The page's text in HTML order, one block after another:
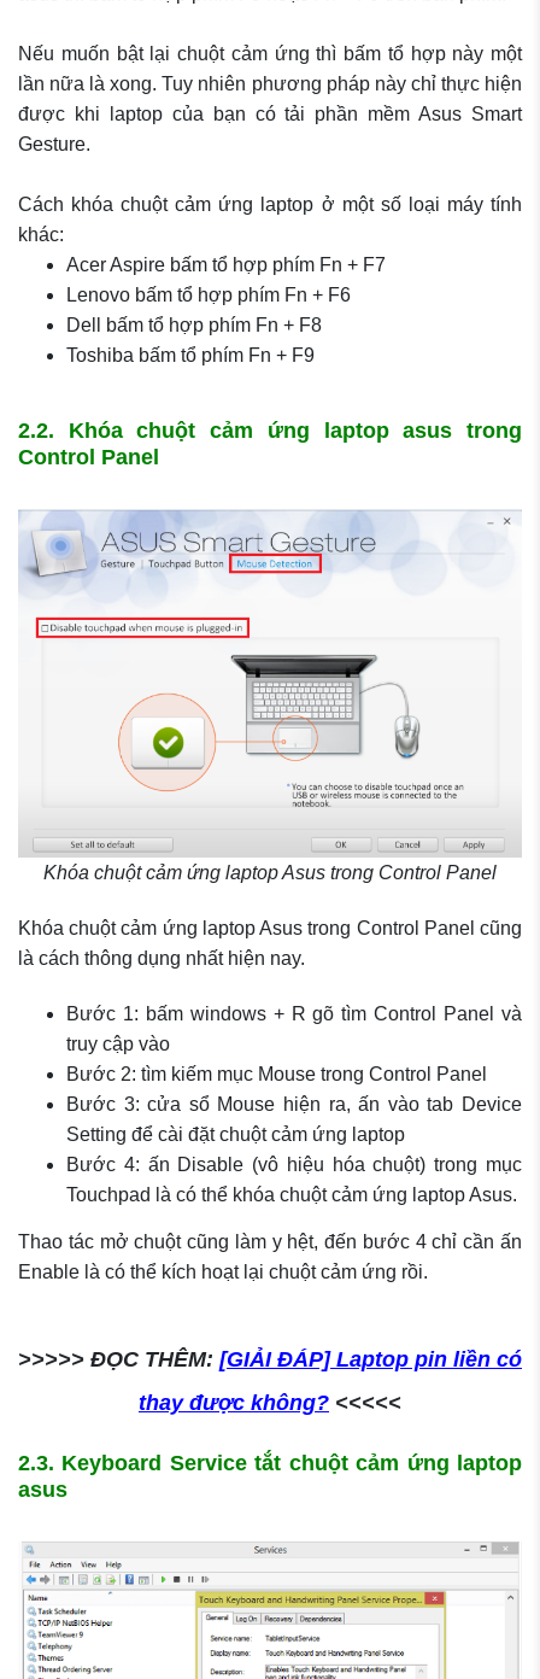
Nếu muốn bật lại chuột cảm ứng thì bấm tổ hợp này một
lần nữa là xong. Tuy nhiên phương pháp này chỉ thực hiện
được khi laptop của bạn có tải phần mềm Asus Smart
Gesture.
Cách khóa chuột cảm ứng laptop ở một số loại máy tính
khác:
Acer Aspire bấm tổ hợp phím Fn + F7
Lenovo bấm tổ hợp phím Fn + F6
Dell bấm tổ hợp phím Fn + F8
Toshiba bấm tổ phím Fn + F9
2.2. Khóa chuột cảm ứng laptop asus trong
Control Panel
Khóa chuột cảm ứng laptop Asus trong Control Panel
Khóa chuột cảm ứng laptop Asus trong Control Panel cũng
là cách thông dụng nhất hiện nay.
Bước 1: bấm windows + R gõ tìm Control Panel và
truy cập vào
Bước 2: tìm kiếm mục Mouse trong Control Panel
Bước 3: cửa sổ Mouse hiện ra, ấn vào tab Device
Setting để cài đặt chuột cảm ứng laptop
Bước 4: ấn Disable (vô hiệu hóa chuột) trong mục
Touchpad là có thể khóa chuột cảm ứng laptop Asus.
Thao tác mở chuột cũng làm y hệt, đến bước 4 chỉ cần ấn
Enable là có thể kích hoạt lại chuột cảm ứng rồi.
>>>>> ĐỌC THÊM: [GIẢI ĐÁP] Laptop pin liền có
thay được không? <<<<<
2.3. Keyboard Service tắt chuột cảm ứng laptop
asus